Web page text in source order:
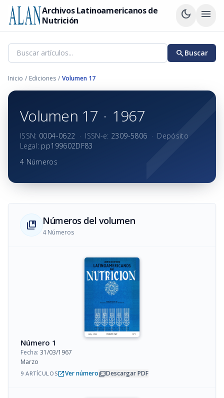
Archivos Latinoamericanos de
Nutrición
dark_mode menu
searchBuscar
Inicio / Ediciones / Volumen 17
Volumen 17 · 1967
ISSN: 0004-0622 · ISSN-e: 2309-5806 · Depósito
Legal: pp199602DF83
4 Números
collections_bookmark Números del volumen
4 Números
Número 1
Fecha: 31/03/1967
Marzo
9 ARTÍCULOSopen_in_newVer númeropicture_as_pdfDescargar PDF